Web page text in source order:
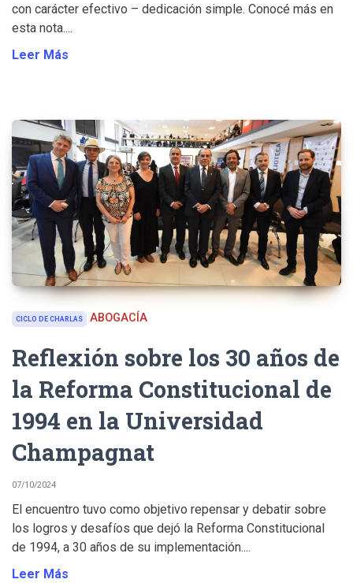
con carácter efectivo – dedicación simple. Conocé más en
esta nota....
Leer Más
CICLO DE CHARLAS ABOGACÍA
Reflexión sobre los 30 años de
la Reforma Constitucional de
1994 en la Universidad
Champagnat
07/10/2024
El encuentro tuvo como objetivo repensar y debatir sobre
los logros y desafíos que dejó la Reforma Constitucional
de 1994, a 30 años de su implementación....
Leer Más